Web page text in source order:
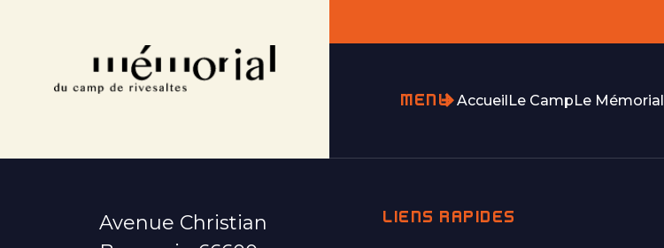
MENU AccueilLe CampLe Mémorial
Avenue Christian
LIENS RAPIDES